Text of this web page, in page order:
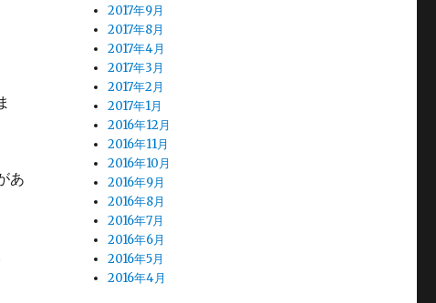
あ
2017年9月
2017年8月
2017年4月
2017年3月
2017年2月
2017年1月
2016年12月
2016年11月
2016年10月
2016年9月
2016年8月
2016年7月
2016年6月
2016年5月
2016年4月